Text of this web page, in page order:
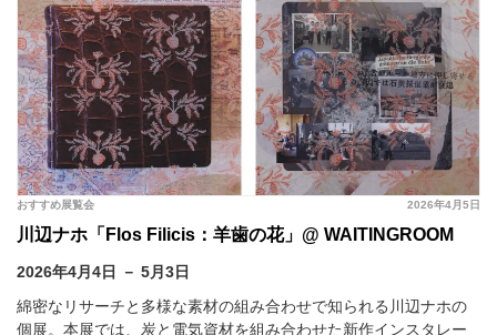
2026年4月5日
おすすめ展覧会
川辺ナホ「Flos Filicis：羊歯の花」@ WAITINGROOM
2026年4月4日 － 5月3日
綿密なリサーチと多様な素材の組み合わせで知られる川辺ナホの
個展。本展では、炭と電気資材を組み合わせた新作インスタレー